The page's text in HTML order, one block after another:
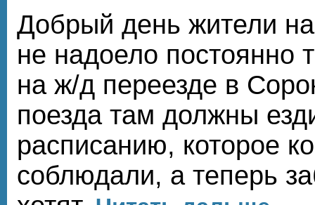
Добрый день жители
не надоело постоянно
на ж/д переезде в
поезда там должны
расписанию, которое
соблюдали, а теперь